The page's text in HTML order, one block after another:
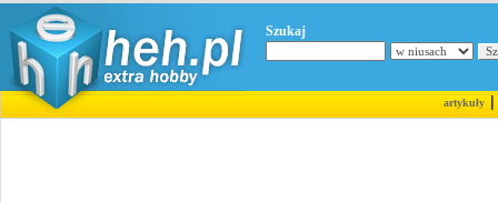
Szukaj
artykuły|